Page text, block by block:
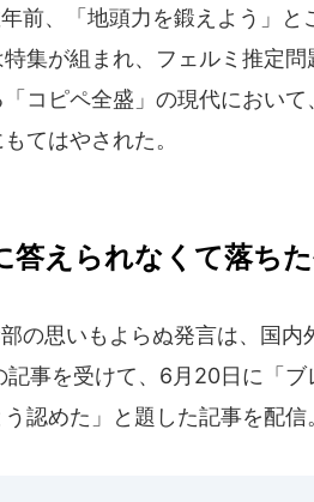
前、「地頭力を鍛えよう」
集が組まれ、フェルミ推定
コピペ全盛」の現代におい
てはやされた。
答えられなくて落ちた
の思いもよらぬ発言は、国
記事を受けて、6月20日に「
認めた」と題した記事を配信